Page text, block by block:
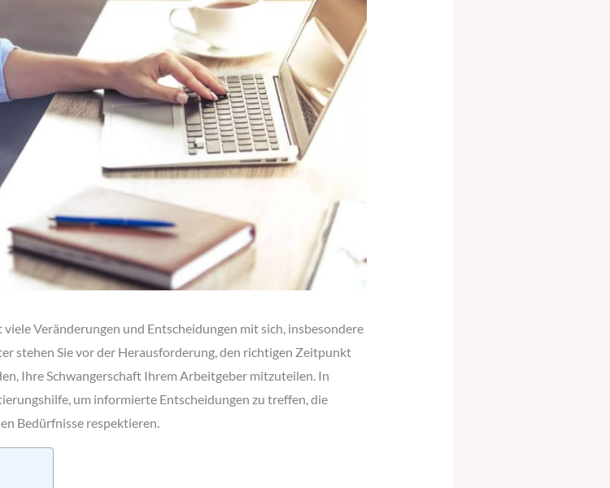
Veränderungen und Entscheidungen mit sich, insbesondere
stehen Sie vor der Herausforderung, den richtigen Zeitpunkt
Ihre Schwangerschaft Ihrem Arbeitgeber mitzuteilen. In
um informierte Entscheidungen zu treffen, die
Bedürfnisse respektieren.